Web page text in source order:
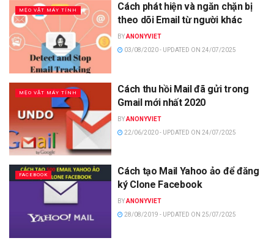
MẸO VẶT MÁY TÍNH
Cách phát hiện và ngăn chặn bị
theo dõi Email từ người khác
BYANONYVIET
03/08/2020 - UPDATED ON 24/07/2025
MẸO VẶT MÁY TÍNH
Cách thu hồi Mail đã gửi trong
Gmail mới nhất 2020
BYANONYVIET
22/06/2020 - UPDATED ON 24/07/2025
FACEBOOK
Cách tạo Mail Yahoo ảo để đăng
ký Clone Facebook
BYANONYVIET
28/08/2019 - UPDATED ON 25/07/2025